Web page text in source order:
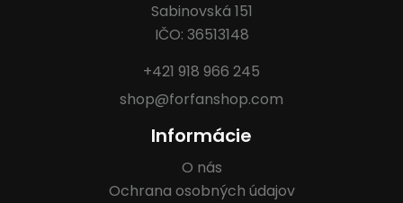
Sabinovská 151
IČO: 36513148
+421 918 966 245
shop@forfanshop.com
Informácie
O nás
Ochrana osobných údajov